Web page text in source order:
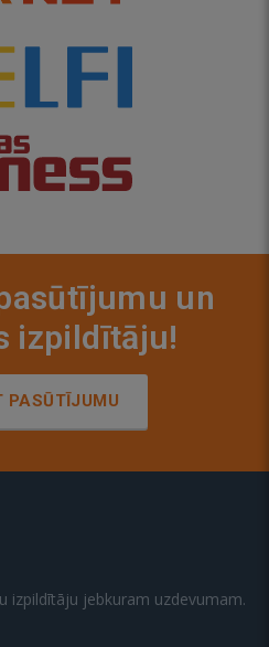
un
izpildītāju!
PASŪTĪJUMU
izpildītāju jebkuram uzdevumam.